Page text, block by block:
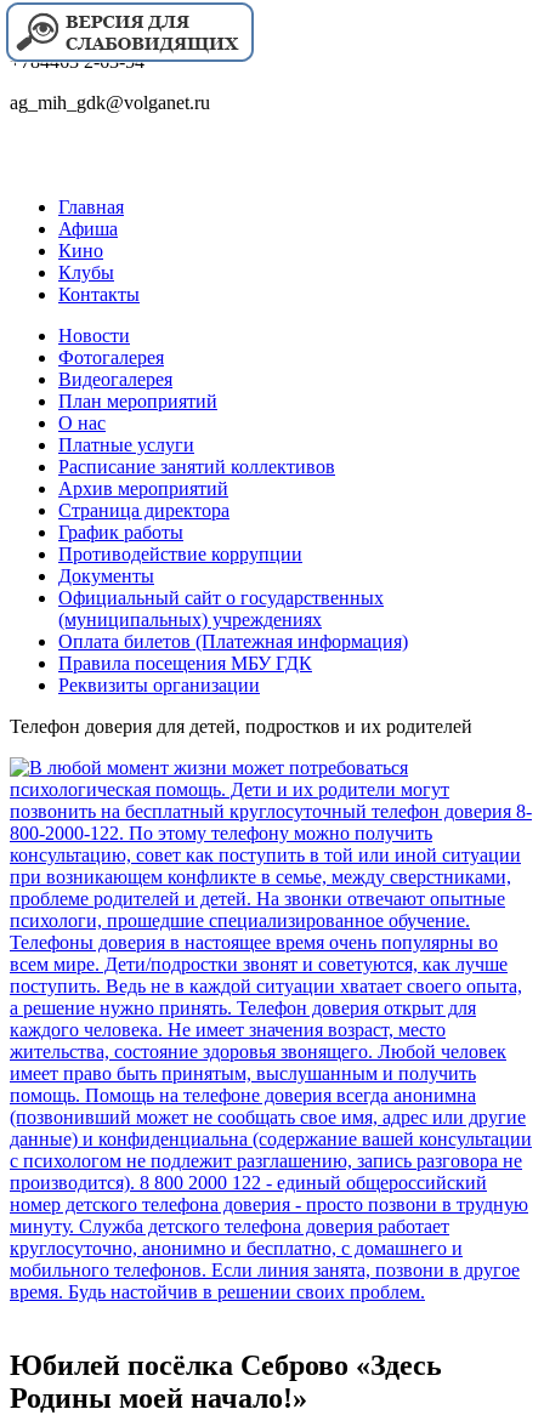
+784463 2-63-54
ag_mih_gdk@volganet.ru
Главная
Афиша
Кино
Клубы
Контакты
Новости
Фотогалерея
Видеогалерея
План мероприятий
О нас
Платные услуги
Расписание занятий коллективов
Архив мероприятий
Страница директора
График работы
Противодействие коррупции
Документы
Официальный сайт о государственных
(муниципальных) учреждениях
Оплата билетов (Платежная информация)
Правила посещения МБУ ГДК
Реквизиты организации
Телефон доверия для детей, подростков и их родителей
Юбилей посёлка Себрово «Здесь
Родины моей начало!»